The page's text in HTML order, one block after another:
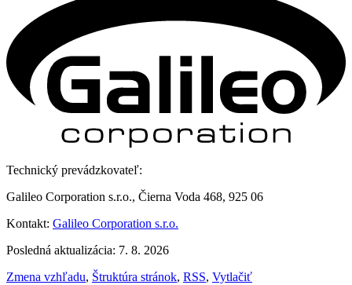
Technický prevádzkovateľ:
Galileo Corporation s.r.o., Čierna Voda 468, 925 06
Kontakt: Galileo Corporation s.r.o.
Posledná aktualizácia: 7. 8. 2026
Zmena vzhľadu, Štruktúra stránok, RSS, Vytlačiť